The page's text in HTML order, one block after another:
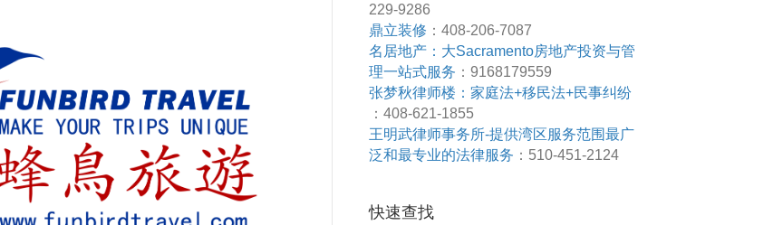
229-9286
鼎立装修 ：408-206-7087
名居地产：大Sacramento房地产投资与管
理一站式服务 ：9168179559
张梦秋律师楼：家庭法+移民法+民事纠纷
：408-621-1855
王明武律师事务所-提供湾区服务范围最广
泛和最专业的法律服务 ：510-451-2124
快速查找